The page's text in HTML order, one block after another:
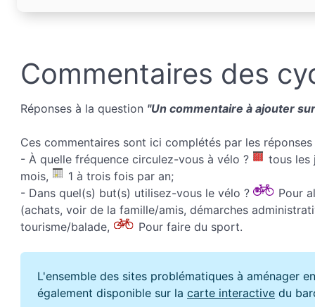
Commentaires des
Réponses à la question "Un commentaire à ajouter
Ces commentaires sont ici complétés par les
- À quelle fréquence circulez-vous à vélo ?
tous les
mois,
1 à trois fois par an;
- Dans quel(s) but(s) utilisez-vous le vélo ?
Pour
(achats, voir de la famille/amis, démarches
tourisme/balade,
Pour faire du sport.
L'ensemble des sites problématiques à aménager
également disponible sur la carte interactive du